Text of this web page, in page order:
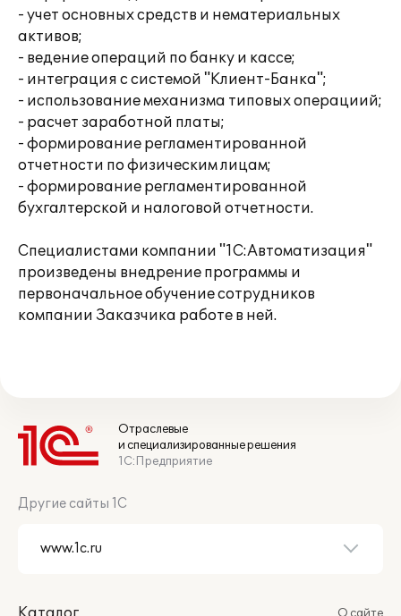
- учет основных средств и нематериальных
активов;
- ведение операций по банку и кассе;
- интеграция с системой "Клиент-Банка";
- использование механизма типовых операциий;
- расчет заработной платы;
- формирование регламентированной
отчетности по физическим лицам;
- формирование регламентированной
бухгалтерской и налоговой отчетности.
Специалистами компании "1С:Автоматизация"
произведены внедрение программы и
первоначальное обучение сотрудников
компании Заказчика работе в ней.
Отраслевые
и специализированные решения
1С:Предприятие
Другие сайты 1С